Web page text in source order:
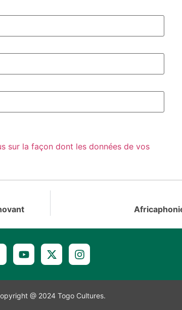
sur la façon dont les données de vos
@ 2024 Togo Cultures.